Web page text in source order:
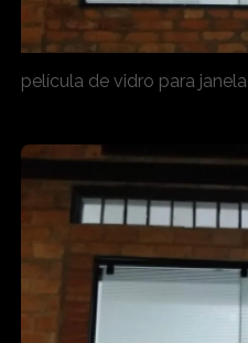
película de vidro para janela